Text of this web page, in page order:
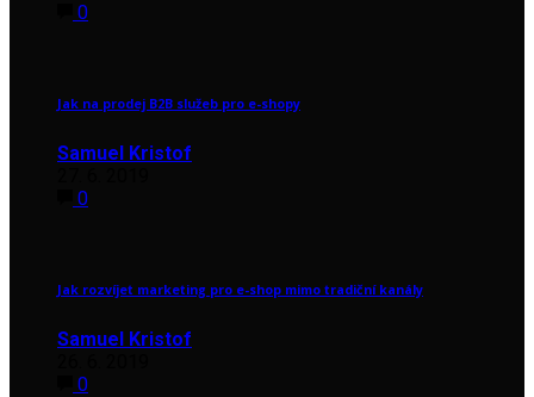
0
Jak na prodej B2B služeb pro e-shopy
Samuel Kristof
0
Jak rozvíjet marketing pro e-shop mimo tradiční kanály
Samuel Kristof
0